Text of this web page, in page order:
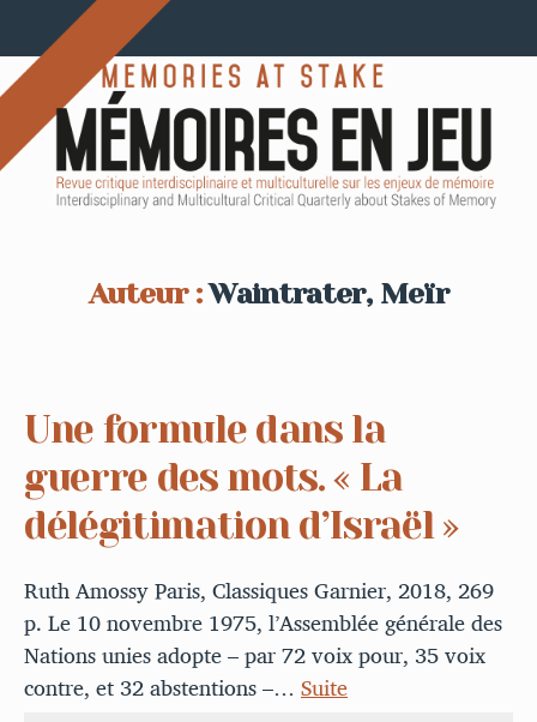
Auteur : Waintrater, Meïr
Une formule dans la
guerre des mots. « La
délégitimation d’Israël »
Ruth Amossy Paris, Classiques Garnier, 2018, 269
p. Le 10 novembre 1975, l’Assemblée générale des
Nations unies adopte – par 72 voix pour, 35 voix
contre, et 32 abstentions –… Suite